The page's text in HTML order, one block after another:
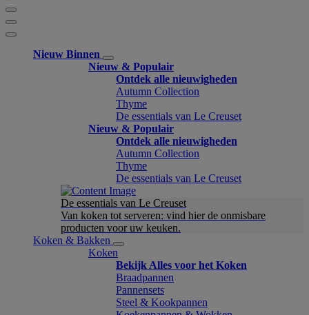
Nieuw Binnen
Nieuw & Populair
Ontdek alle nieuwigheden
Autumn Collection
Thyme
De essentials van Le Creuset
Nieuw & Populair
Ontdek alle nieuwigheden
Autumn Collection
Thyme
De essentials van Le Creuset
De essentials van Le Creuset
Van koken tot serveren: vind hier de onmisbare
producten voor uw keuken.
Koken & Bakken
Koken
Bekijk Alles voor het Koken
Braadpannen
Pannensets
Steel & Kookpannen